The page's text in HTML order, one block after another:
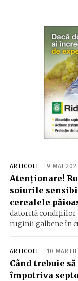
ARTICOLE 9 MAI
Atenționare!
soiurile
cerealele
datorită condițiilor
ruginii galbene în
ARTICOLE 10
Când trebuie
împotriva